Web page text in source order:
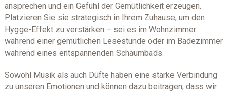
ansprechen und ein Gefühl der Gemütlichkeit erzeugen.
Platzieren Sie sie strategisch in Ihrem Zuhause, um den
Hygge-Effekt zu verstärken – sei es im Wohnzimmer
während einer gemütlichen Lesestunde oder im Badezimmer
während eines entspannenden Schaumbads.
Sowohl Musik als auch Düfte haben eine starke Verbindung
zu unseren Emotionen und können dazu beitragen, dass wir